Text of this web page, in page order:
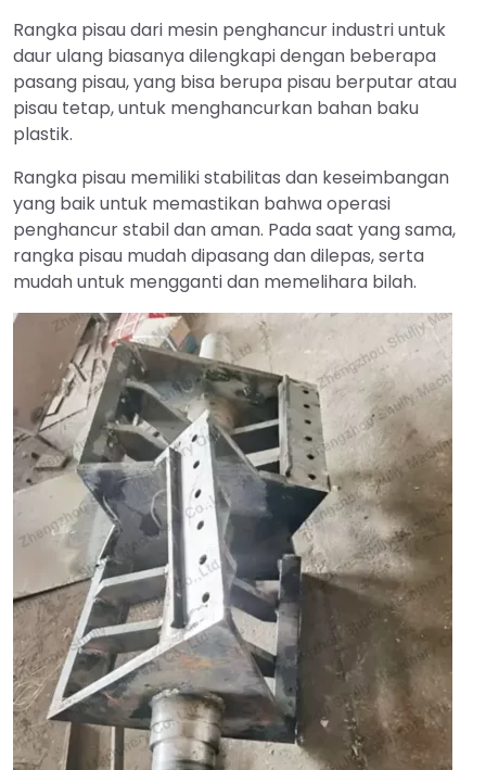
Rangka pisau dari mesin penghancur industri untuk
daur ulang biasanya dilengkapi dengan beberapa
pasang pisau, yang bisa berupa pisau berputar atau
pisau tetap, untuk menghancurkan bahan baku
plastik.
Rangka pisau memiliki stabilitas dan keseimbangan
yang baik untuk memastikan bahwa operasi
penghancur stabil dan aman. Pada saat yang sama,
rangka pisau mudah dipasang dan dilepas, serta
mudah untuk mengganti dan memelihara bilah.